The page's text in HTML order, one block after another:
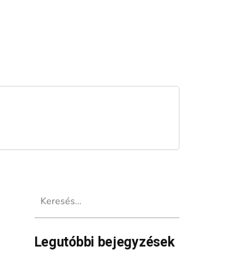
Legutóbbi bejegyzések